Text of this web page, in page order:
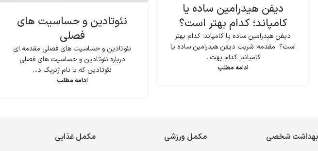
دیفن هیدرامین ساده یا
کامپاند؛ کدام بهتر است؟
دیفن هیدرامین ساده یا کامپاند؛ کدام بهتر
است؟ مقدمه: شربت دیفن هیدرامین ساده یا
کامپاند؛ کدام بهت...
ادامه مطلب
نئوتادین و حساسیت های
فصلی
نئوتادین و حساسیت های فصلی مقدمه ای
درباره نئوتادین و حساسیت های فصلی
نئوتادین که با نام ژنریک د...
ادامه مطلب
بهداشت شخصی مکمل ورزشی مکمل غذایی